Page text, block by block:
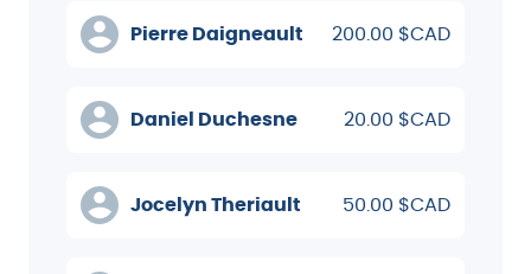
Pierre Daigneault 200.00 $CAD
Daniel Duchesne 20.00 $CAD
Jocelyn Theriault 50.00 $CAD